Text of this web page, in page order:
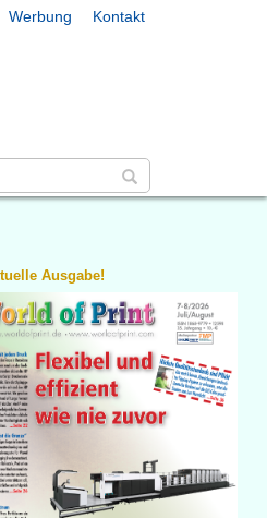
Werbung Kontakt
Ausgabe!